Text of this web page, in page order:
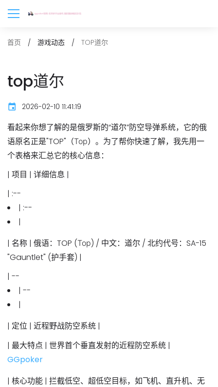
首页 游戏动态 TOP道尔
top道尔
2026-02-10 11:41:19
看起来你想了解的是俄罗斯的“道尔”防空导弹系统，它的俄
语原名正是"TOP"（Тор）。为了帮你快速了解，我先用一
个表格来汇总它的核心信息：
| 项目 | 详细信息 |
| :--
| :--
|
| 名称 | 俄语：TOP (Тор) / 中文： 道尔 / 北约代号：SA-15
"Gauntlet" (护手套) |
| --
| --
|
| 定位 | 近程野战防空系统 |
| 最大特点 | 世界首个垂直发射的近程防空系统 |
GGpoker
| 核心功能 | 拦截低空、超低空目标，如飞机、直升机、无